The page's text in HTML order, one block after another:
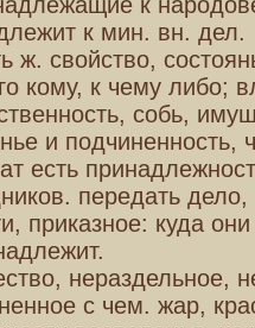
к мин. вн. дел.
ж. свойство,
кому, к чему либо;
собь,
и подчиненность,
есть
передать дело,
приказное: куда
нераздельное,
с чем. жар,